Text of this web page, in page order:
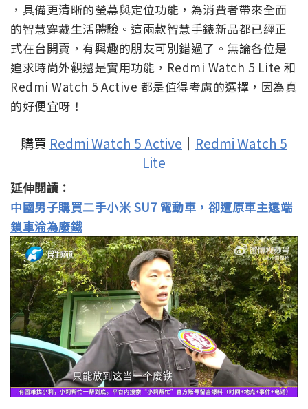
，具備更清晰的螢幕與定位功能，為消費者帶來全面
的智慧穿戴生活體驗。這兩款智慧手錶新品都已經正
式在台開賣，有興趣的朋友可別錯過了。無論各位是
追求時尚外觀還是實用功能，Redmi Watch 5 Lite 和
Redmi Watch 5 Active 都是值得考慮的選擇，因為真
的好便宜呀！
購買 Redmi Watch 5 Active ｜ Redmi Watch 5
Lite
延伸閱讀：
中國男子購買二手小米 SU7 電動車，卻遭原車主遠端
鎖車淪為廢鐵